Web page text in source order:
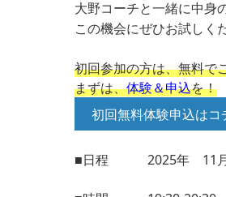
大野コーチと一緒に中身
この機会にぜひお試しく
初回参加の方は、無料で
まずは、体験＆申込を！
初回無料体験申込はコ
■日程 2025年 11月7